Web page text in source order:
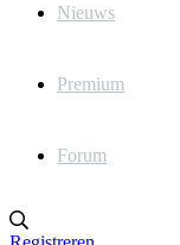
Nieuws
Premium
Forum